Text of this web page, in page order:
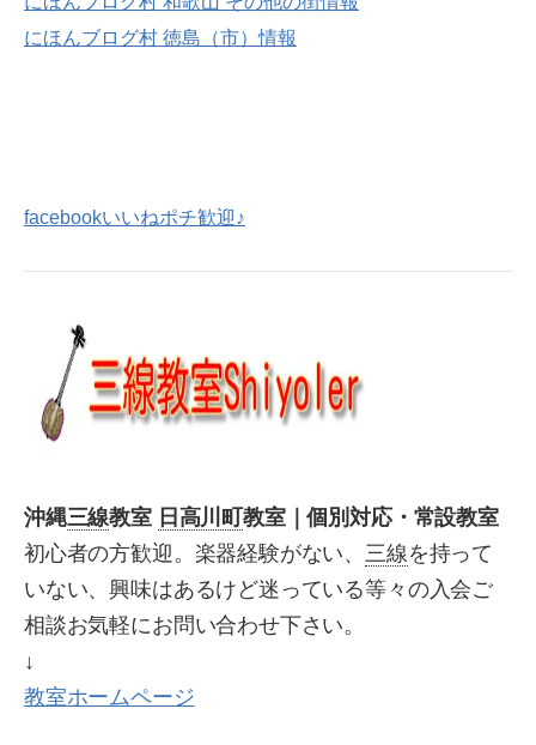
にほんブログ村 徳島（市）情報
facebookいいねポチ歓迎♪
沖縄三線教室 日高川町教室｜個別対応・常設教室
初心者の方歓迎。楽器経験がない、 三線を持って
いない、興味はあるけど迷っている等々の入会ご
相談お気軽にお問い合わせ下さい。
↓
教室ホームページ